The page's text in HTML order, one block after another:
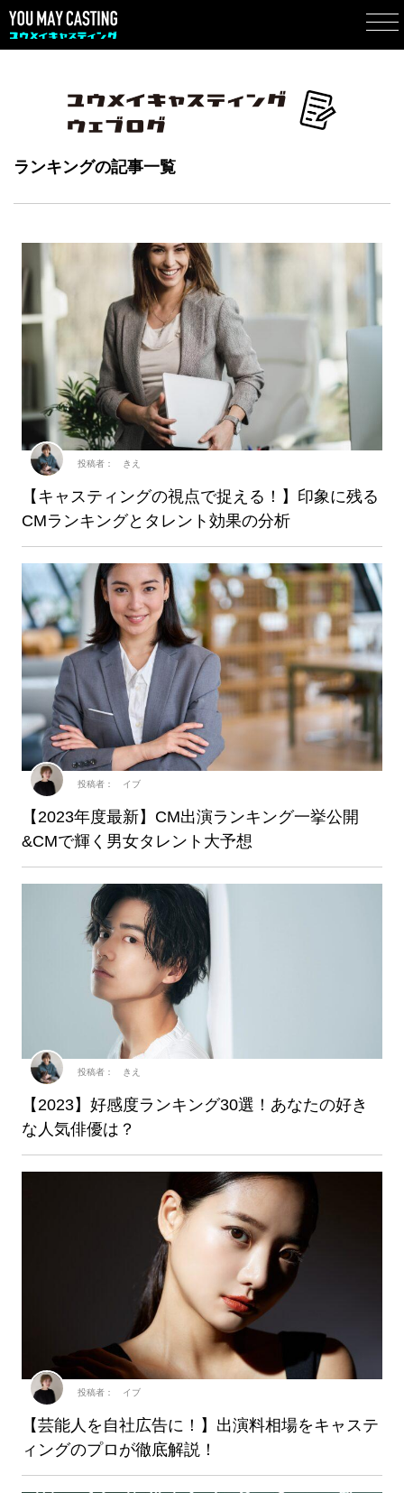
ランキングの記事一覧
【キャスティングの視点で捉える！】印象に残る
CMランキングとタレント効果の分析
投稿者： きえ
【2023年度最新】CM出演ランキング一挙公開
&CMで輝く男女タレント大予想
投稿者： イブ
【2023】好感度ランキング30選！あなたの好き
な人気俳優は？
投稿者： きえ
【芸能人を自社広告に！】出演料相場をキャステ
ィングのプロが徹底解説！
投稿者： イブ